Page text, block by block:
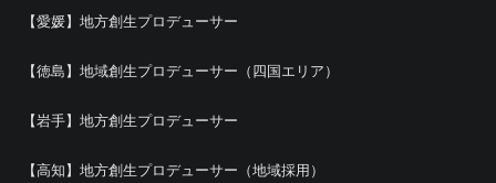
【愛媛】地方創生プロデューサー
【徳島】地域創生プロデューサー（四国エリア）
【岩手】地方創生プロデューサー
【高知】地方創生プロデューサー（地域採用）